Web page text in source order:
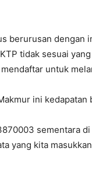
berurusan
tidak sesuai
untuk
ini
sementara
yang kita